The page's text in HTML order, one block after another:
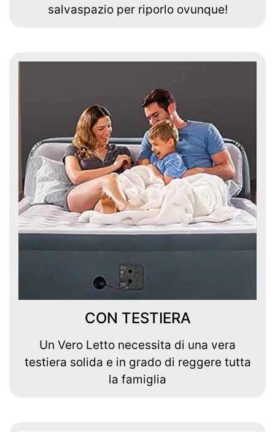
salvaspazio per riporlo ovunque!
CON TESTIERA
Un Vero Letto necessita di una vera
testiera solida e in grado di reggere tutta
la famiglia